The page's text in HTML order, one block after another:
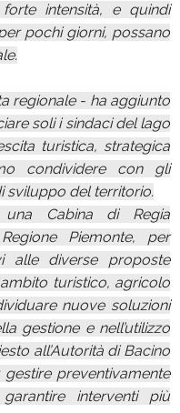
intensità, e quindi
pochi giorni, possano
regionale - ha aggiunto
soli i sindaci del lago
turistica, strategica
condividere con gli
sviluppo del territorio.
Cabina di Regia
Piemonte, per
alle diverse proposte
turistico, agricolo
nuove soluzioni
gestione e nell’utilizzo
all’Autorità di Bacino
preventivamente
interventi più